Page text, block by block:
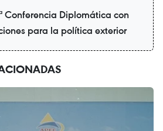
Conferencia Diplomática con
para la política exterior